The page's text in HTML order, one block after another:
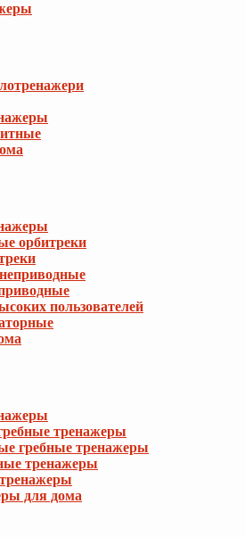
орбитреки
пользователей
тренажеры
гребные тренажеры
тренажеры
для дома